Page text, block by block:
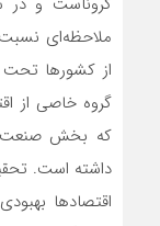
ملاحظه‌ای نسبت
از کشورها تحت
گروه خاصی از
که بخش صنعت
داشته است.
اقتصادها